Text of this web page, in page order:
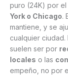
puro (24K) por
York o Chicago.
mantiene, y se
cualquier ciudad.
suelen ser por
locales o las
empeño, no por